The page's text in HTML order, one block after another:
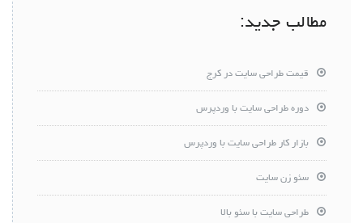
مطالب جدید:
قیمت طراحی سایت در کرج
دوره طراحی سایت با وردپرس
بازار کار طراحی سایت با وردپرس
سئو زن سایت
طراحی سایت با سئو بالا